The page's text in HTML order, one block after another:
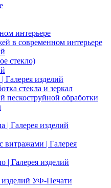
интерьере
в современном интерьере
стекло)
Галерея изделий
стекла и зеркал
пескоструйной обработки
| Галерея изделий
витражами | Галерея
| Галерея изделий
изделий УФ-Печати